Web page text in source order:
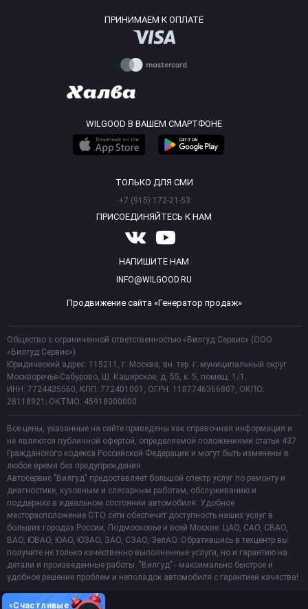
ПРИНИМАЕМ К ОПЛАТЕ
WILGOOD В ВАШЕМ СМАРТФОНЕ
ТОЛЬКО ДЛЯ СМИ
+7 (915) 172-21-53
ПРИСОЕДИНЯЙТЕСЬ К НАМ
НАПИШИТЕ НАМ
INFO@WILGOOD.RU
Продвижение сайта «Генератор продаж»
Общество с ограниченной ответственностью «Вилгуд Сервис» (ООО
«Вилгуд Сервис»)
Юридический адрес: 115211, г. Москва, вн. тер. г. муниципальный округ
Москворечье-Сабурово, Ш. Каширское, д. 55, к. 5, помещ. 1/1.
ИНН: 7724435560, КПП: 772401001, ОГРН: 1187746366807, ОКПО:
28118921; ОКТМО: 45918000000
Все цены, указанные на сайте приведены как справочная информация и
не являются публичной офертой, определяемой положениями статьи 437
Гражданского кодекса Российской Федерации и могут быть изменены в
любое время без предупреждения.
Автосервис "Вилгуд" предоставляет большой спектр услуг по ремонту и
диагностике, кузовным и слесарным работам, обслуживанию и
поддержке в идеальном состоянии автомобиля. Удобное
месторасположение СТО сети обеспечит доступность наших услуг в
больших городах России, Подмосковье и всей Москве: ЦАО, САО, СВАО,
ВАО, ЮВАО, ЮАО, ЮЗАО, ЗАО, СЗАО, ЗелАО. Обратившись в техцентр вы
получите не только качественно выполненные услуги, но и гарантию на
детали и произведенные работы. "Вилгуд" - максимально быстрое и
удобное решение проблем и неполадок автомобиля с гарантией качества!
«Счастливые